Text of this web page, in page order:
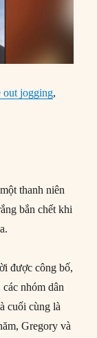
out jogging,
thanh niên
bắn chết khi
được công bố,
nhóm dân
cuối cùng là
Gregory và